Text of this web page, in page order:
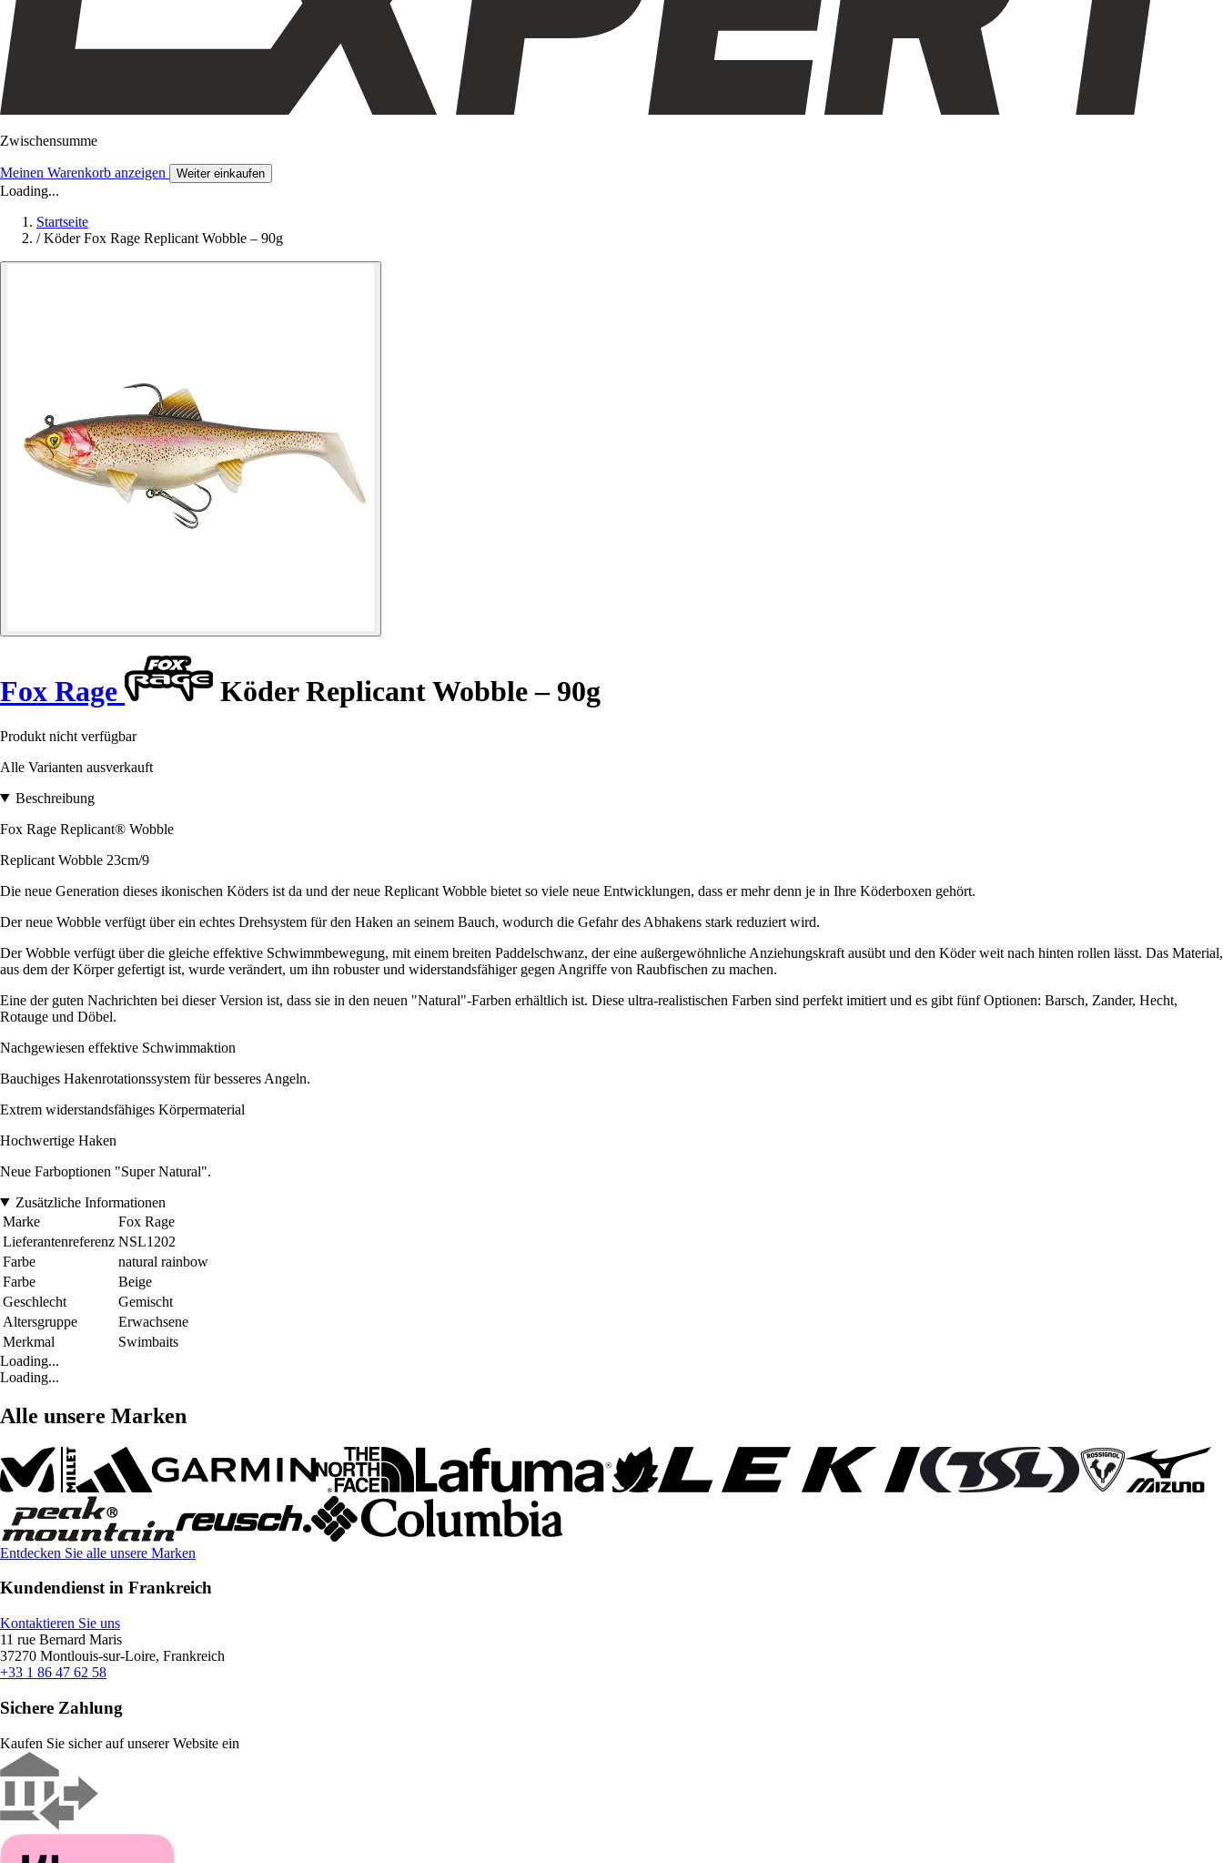
Zwischensumme
Meinen Warenkorb anzeigen Weiter einkaufen
Loading...
Startseite
/ Köder Fox Rage Replicant Wobble – 90g
Fox Rage Köder Replicant Wobble – 90g
Produkt nicht verfügbar
Alle Varianten ausverkauft
Beschreibung
Fox Rage Replicant® Wobble
Replicant Wobble 23cm/9
Die neue Generation dieses ikonischen Köders ist da und der neue Replicant Wobble bietet so viele neue Entwicklungen, dass er mehr denn je in Ihre Köderboxen gehört.
Der neue Wobble verfügt über ein echtes Drehsystem für den Haken an seinem Bauch, wodurch die Gefahr des Abhakens stark reduziert wird.
Der Wobble verfügt über die gleiche effektive Schwimmbewegung, mit einem breiten Paddelschwanz, der eine außergewöhnliche Anziehungskraft ausübt und den Köder weit nach hinten rollen lässt. Das Material,
aus dem der Körper gefertigt ist, wurde verändert, um ihn robuster und widerstandsfähiger gegen Angriffe von Raubfischen zu machen.
Eine der guten Nachrichten bei dieser Version ist, dass sie in den neuen "Natural"-Farben erhältlich ist. Diese ultra-realistischen Farben sind perfekt imitiert und es gibt fünf Optionen: Barsch, Zander, Hecht,
Rotauge und Döbel.
Nachgewiesen effektive Schwimmaktion
Bauchiges Hakenrotationssystem für besseres Angeln.
Extrem widerstandsfähiges Körpermaterial
Hochwertige Haken
Neue Farboptionen "Super Natural".
Zusätzliche Informationen
Marke
Fox Rage
Lieferantenreferenz NSL1202
Farbe
natural rainbow
Farbe
Beige
Geschlecht
Gemischt
Altersgruppe
Erwachsene
Merkmal
Swimbaits
Loading...
Loading...
Alle unsere Marken
Entdecken Sie alle unsere Marken
Kundendienst in Frankreich
Kontaktieren Sie uns
11 rue Bernard Maris
37270 Montlouis-sur-Loire, Frankreich
+33 1 86 47 62 58
Sichere Zahlung
Kaufen Sie sicher auf unserer Website ein